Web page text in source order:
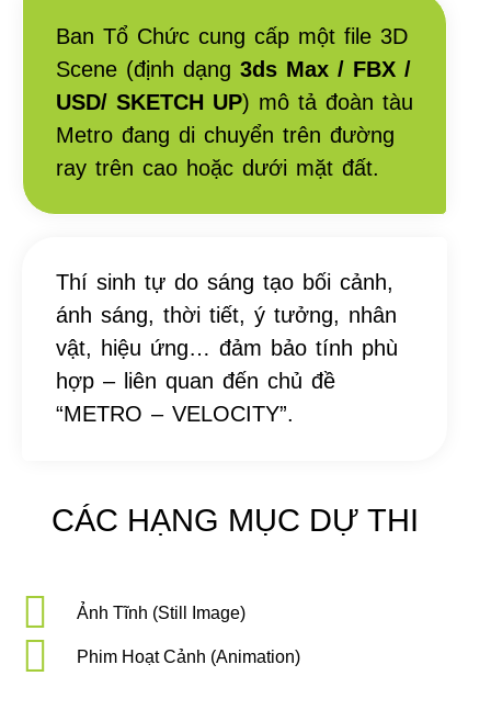
Ban Tổ Chức cung cấp một file 3D
Scene (định dạng 3ds Max / FBX /
USD/ SKETCH UP) mô tả đoàn tàu
Metro đang di chuyển trên đường
ray trên cao hoặc dưới mặt đất.
Thí sinh tự do sáng tạo bối cảnh,
ánh sáng, thời tiết, ý tưởng, nhân
vật, hiệu ứng… đảm bảo tính phù
hợp – liên quan đến chủ đề
“METRO – VELOCITY”.
CÁC HẠNG MỤC DỰ THI
Ảnh Tĩnh (Still Image)
Phim Hoạt Cảnh (Animation)